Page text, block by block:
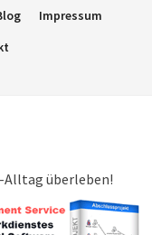
Impressum
Alltag überleben!